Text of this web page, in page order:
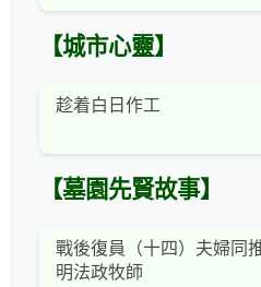
【城市心靈】
趁着白日作工
【墓園先賢故事】
戰後復員（十四）夫婦同
明法政牧師